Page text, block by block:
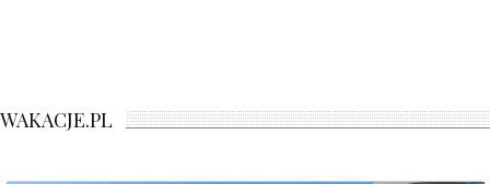
WAKACJE.PL